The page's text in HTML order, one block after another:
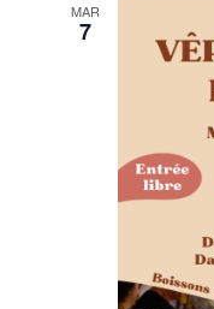
MAR
7